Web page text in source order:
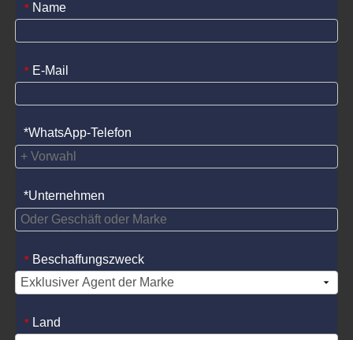
* Name
* E-Mail
*WhatsApp-Telefon
*Unternehmen
* Beschaffungszweck
* Land